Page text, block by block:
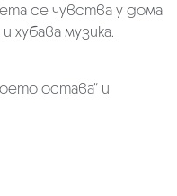
се чувства у дома
хубава музика.
остава“ и